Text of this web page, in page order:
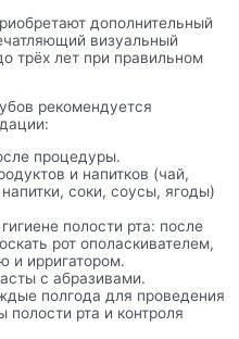
дополнительный
визуальный
трёх лет при правильном
рекомендуется
процедуры.
и напитков (чай,
соки, соусы, ягоды)
полости рта: после
рот ополаскивателем,
и ирригатором.
с абразивами.
полгода для проведения
полости рта и контроля